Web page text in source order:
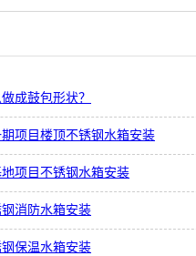
成鼓包形状？
项目楼顶不锈钢水箱安装
项目不锈钢水箱安装
消防水箱安装
保温水箱安装